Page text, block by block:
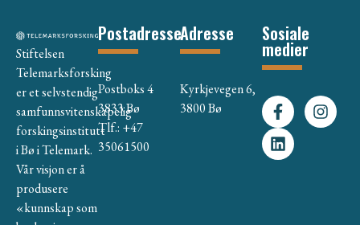
Stiftelsen
Telemarksforsking
er et selvstendig
samfunnsvitenskapelig
forskingsinstitutt
i Bø i Telemark.
Vår visjon er å
produsere
«kunnskap som
Postadresse
Postboks 4
3833 Bø
Tlf.: +47
35061500
Adresse
Kyrkjevegen 6,
3800 Bø
Sosiale
medier